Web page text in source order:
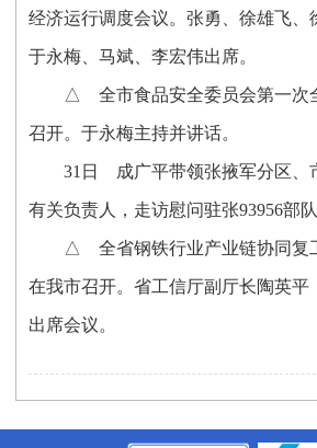
经济运行调度会议。张勇、徐雄飞、
于永梅、马斌、李宏伟出席。
△ 全市食品安全委员会第一次
召开。于永梅主持并讲话。
31 日 成广平带领张掖军分区、
有关负责人，走访慰问驻张93956部
△ 全省钢铁行业产业链协同复
在我市召开。省工信厅副厅长陶英平
出席会议。